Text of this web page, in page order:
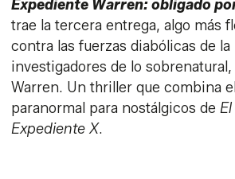
Expediente Warren: obligado
trae la tercera entrega, algo más
contra las fuerzas diabólicas de la
investigadores de lo
Warren. Un thriller que combina
paranormal para nostálgicos de
Expediente X.